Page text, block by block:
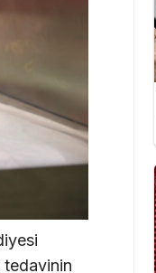
tedavinin